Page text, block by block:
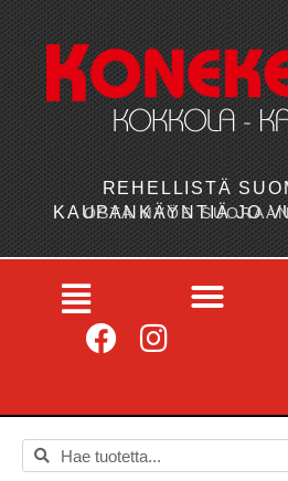
REHELLISTÄ
KAUPANKÄYNTIÄ JO
OSTA MYÖS